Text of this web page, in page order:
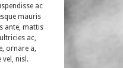
ac
mauris
ante, mattis
ac,
ornare a,
vel, nisl.